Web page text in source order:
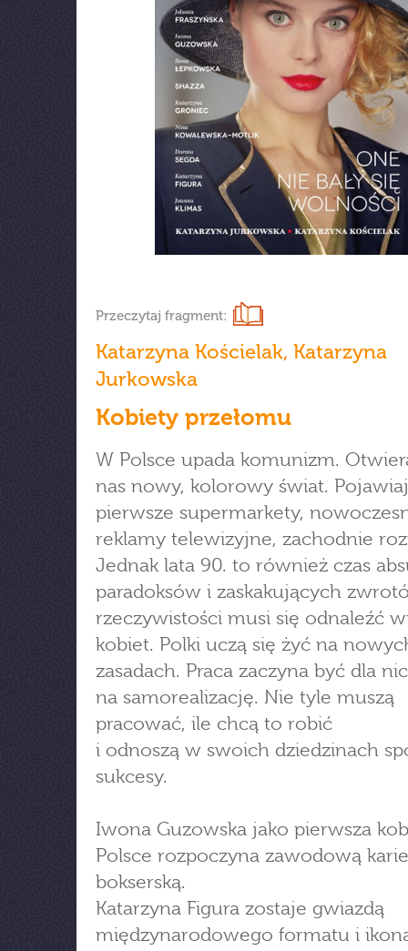
Przeczytaj fragment:
Katarzyna Kościelak, Katarzyna
Jurkowska
Kobiety przełomu
W Polsce upada komunizm.
nas nowy, kolorowy świat.
pierwsze supermarkety,
reklamy telewizyjne, zachodnie
Jednak lata 90. to również czas
paradoksów i zaskakujących
rzeczywistości musi się odnaleźć
kobiet. Polki uczą się żyć na
zasadach. Praca zaczyna być dla
na samorealizację. Nie tyle muszą
pracować, ile chcą to robić
i odnoszą w swoich dziedzinach
sukcesy.
Iwona Guzowska jako pierwsza
Polsce rozpoczyna zawodową
bokserską.
Katarzyna Figura zostaje gwiazdą
międzynarodowego formatu i